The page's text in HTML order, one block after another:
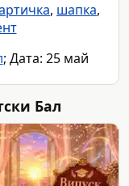
, шапка,
; Дата: 25 май
Бал